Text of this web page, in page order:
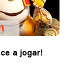
a jogar!